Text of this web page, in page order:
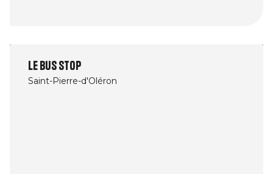
Le Bus Stop
Saint-Pierre-d'Oléron